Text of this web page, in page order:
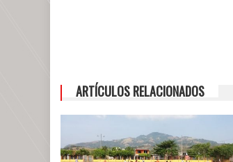
ARTÍCULOS RELACIONADOS